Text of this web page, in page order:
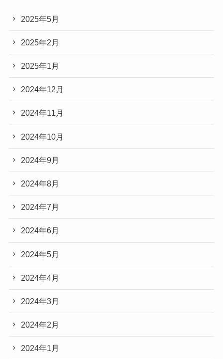
2025年5月
2025年2月
2025年1月
2024年12月
2024年11月
2024年10月
2024年9月
2024年8月
2024年7月
2024年6月
2024年5月
2024年4月
2024年3月
2024年2月
2024年1月